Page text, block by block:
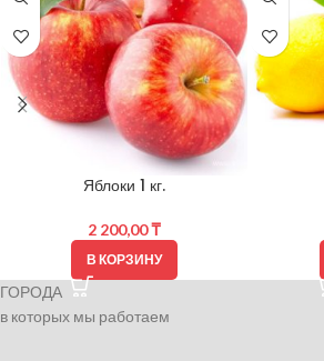
Яблоки 1 кг.
2 200,00₸
В КОРЗИНУ
ГОРОДА
в которых мы работаем